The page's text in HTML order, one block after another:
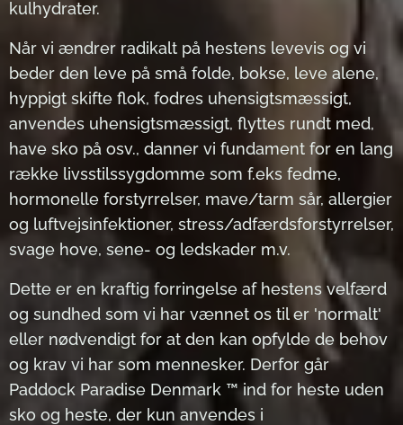
kulhydrater.
Når vi ændrer radikalt på hestens levevis og vi
beder den leve på små folde, bokse, leve alene,
hyppigt skifte flok, fodres uhensigtsmæssigt,
anvendes uhensigtsmæssigt, flyttes rundt med,
have sko på osv., danner vi fundament for en lang
række livsstilssygdomme som f.eks fedme,
hormonelle forstyrrelser, mave/tarm sår, allergier
og luftvejsinfektioner, stress/adfærdsforstyrrelser,
svage hove, sene- og ledskader m.v.
Dette er en kraftig forringelse af hestens velfærd
og sundhed som vi har vænnet os til er 'normalt'
eller nødvendigt for at den kan opfylde de behov
og krav vi har som mennesker. Derfor går
Paddock Paradise Denmark ™ ind for heste uden
sko og heste, der kun anvendes i